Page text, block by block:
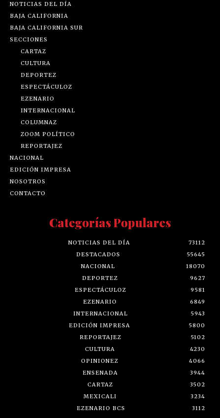
NOTICIAS DEL DÍA
BAJA CALIFORNIA
BAJA CALIFORNIA SUR
SECCIONES
CARTAZ
CULTURA
DEPORTEZ
ESPECTÁCULOZ
EZENARIO
INTERNACIONAL
COLUMNAZ
ZOOM POLÍTICO
REPORTAJEZ
NACIONAL
EDICIÓN IMPRESA
NOSOTROS
CONTACTO
Categorías Populares
NOTICIAS DEL DÍA
73112
DESTACADOS
55645
NACIONAL
18070
DEPORTEZ
9627
ESPECTÁCULOZ
9581
EZENARIO
6849
INTERNACIONAL
5943
EDICIÓN IMPRESA
5800
REPORTAJEZ
5102
CULTURA
4230
OPINIONEZ
4066
ENSENADA
3944
CARTAZ
3502
MEXICALI
3234
EZENARIO BCS
3112